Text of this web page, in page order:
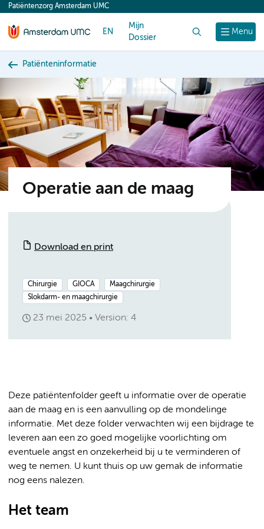
content
Menu
Patiëntenzorg Amsterdam UMC
EN
Mijn
Dossier
Patiënteninformatie
Operatie aan de maag
Download en print
Chirurgie GIOCA
Maagchirurgie
Slokdarm- en maagchirurgie
23 mei 2025 Version: 4
Deze patiëntenfolder geeft u informatie over de operatie
aan de maag en is een aanvulling op de mondelinge
informatie. Met deze folder verwachten wij een bijdrage te
leveren aan een zo goed mogelijke voorlichting om
eventuele angst en onzekerheid bij u te verminderen of
weg te nemen. U kunt thuis op uw gemak de informatie
nog eens nalezen.
Het team